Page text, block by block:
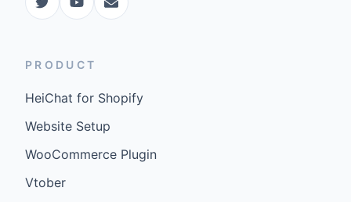
PRODUCT
HeiChat for Shopify
Website Setup
WooCommerce Plugin
Vtober